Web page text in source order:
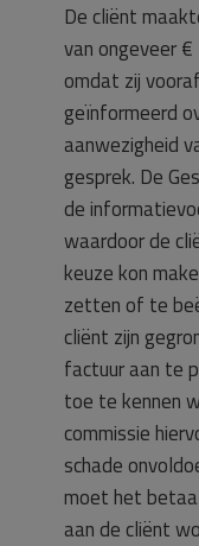
De cliënt
van ongeveer
omdat zij
geïnformeerd
aanwezigheid
gesprek. De
de
waardoor de
keuze kon
zetten of te
cliënt zijn
factuur aan te
toe te kennen
commissie
schade
moet het
aan de cliënt